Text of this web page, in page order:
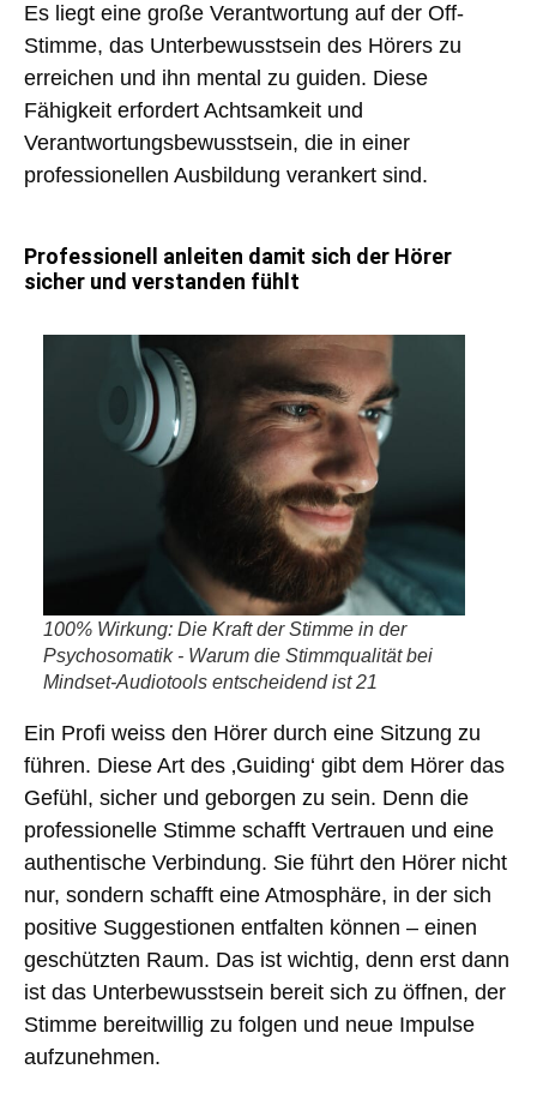
Es liegt eine große Verantwortung auf der Off-
Stimme, das Unterbewusstsein des Hörers zu
erreichen und ihn mental zu guiden. Diese
Fähigkeit erfordert Achtsamkeit und
Verantwortungsbewusstsein, die in einer
professionellen Ausbildung verankert sind.
Professionell anleiten damit sich der Hörer
sicher und verstanden fühlt
100% Wirkung: Die Kraft der Stimme in der
Psychosomatik - Warum die Stimmqualität bei
Mindset-Audiotools entscheidend ist 21
Ein Profi weiss den Hörer durch eine Sitzung zu
führen. Diese Art des ‚Guiding‘ gibt dem Hörer das
Gefühl, sicher und geborgen zu sein. Denn die
professionelle Stimme schafft Vertrauen und eine
authentische Verbindung. Sie führt den Hörer nicht
nur, sondern schafft eine Atmosphäre, in der sich
positive Suggestionen entfalten können – einen
geschützten Raum. Das ist wichtig, denn erst dann
ist das Unterbewusstsein bereit sich zu öffnen, der
Stimme bereitwillig zu folgen und neue Impulse
aufzunehmen.